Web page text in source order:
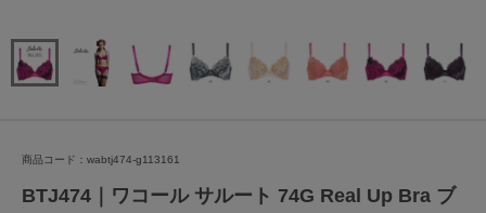
商品コード：wabtj474-g113161
BTJ474｜ワコール サルート 74G Real Up Bra ブ